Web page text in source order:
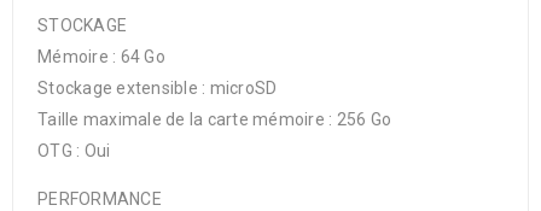
STOCKAGE
Mémoire : 64 Go
Stockage extensible : microSD
Taille maximale de la carte mémoire : 256 Go
OTG : Oui
PERFORMANCE